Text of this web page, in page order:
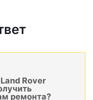
Rover
ремонта?